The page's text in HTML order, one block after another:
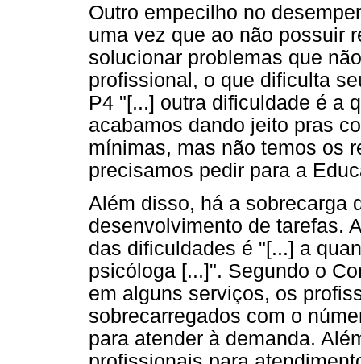
Outro empecilho no
uma vez que ao não possuir
solucionar problemas que
profissional, o que dificulta
P4 "[...] outra dificuldade é a
acabamos dando jeito pras
mínimas, mas não temos os
precisamos pedir para a
Além disso, há a sobrecarga
desenvolvimento de tarefas.
das dificuldades é "[...] a
psicóloga [...]". Segundo o
em alguns serviços, os
sobrecarregados com o
para atender à demanda.